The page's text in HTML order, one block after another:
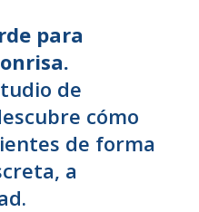
para
de
cómo
de forma
a